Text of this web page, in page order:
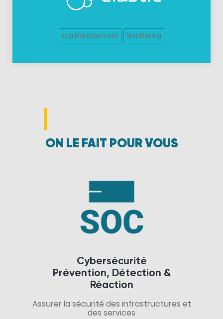
Log Management Monitoring
ON LE FAIT POUR VOUS
Cybersécurité
Prévention, Détection &
Réaction
Assurer la sécurité des infrastructures et
des services